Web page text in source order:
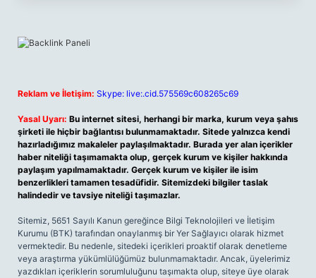
Reklam ve İletişim: Skype: live:.cid.575569c608265c69
Yasal Uyarı: Bu internet sitesi, herhangi bir marka, kurum veya şahıs
şirketi ile hiçbir bağlantısı bulunmamaktadır. Sitede yalnızca kendi
hazırladığımız makaleler paylaşılmaktadır. Burada yer alan içerikler
haber niteliği taşımamakta olup, gerçek kurum ve kişiler hakkında
paylaşım yapılmamaktadır. Gerçek kurum ve kişiler ile isim
benzerlikleri tamamen tesadüfidir. Sitemizdeki bilgiler taslak
halindedir ve tavsiye niteliği taşımazlar.
Sitemiz, 5651 Sayılı Kanun gereğince Bilgi Teknolojileri ve İletişim
Kurumu (BTK) tarafından onaylanmış bir Yer Sağlayıcı olarak hizmet
vermektedir. Bu nedenle, sitedeki içerikleri proaktif olarak denetleme
veya araştırma yükümlülüğümüz bulunmamaktadır. Ancak, üyelerimiz
yazdıkları içeriklerin sorumluluğunu taşımakta olup, siteye üye olarak